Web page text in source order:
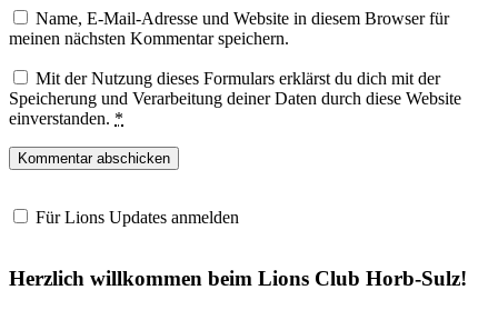
Name, E-Mail-Adresse und Website in diesem Browser für
meinen nächsten Kommentar speichern.
Mit der Nutzung dieses Formulars erklärst du dich mit der
Speicherung und Verarbeitung deiner Daten durch diese Website
einverstanden. *
Für Lions Updates anmelden
Herzlich willkommen beim Lions Club Horb-Sulz!